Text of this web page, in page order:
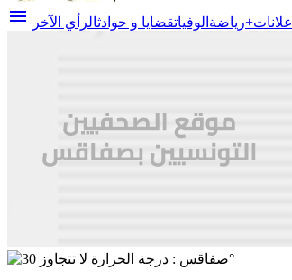
menu اعلانات+رياضة الوفياتقضايا و حوادثالرأي الآخر